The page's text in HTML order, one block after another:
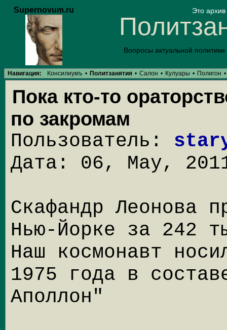
Supernovum.ru Это
Вопросы актуальной
Навигация: Консилиумъ • Политзанятия • Салон • Кулуары • Полигон •
Пока кто-то
по закромам
Пользователь:
Дата: 06, May,
Скафандр Леонова
Нью-Йорке за 242
Наш космонавт
1975 года в
Аполлон"